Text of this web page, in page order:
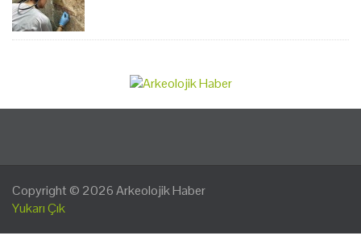
Copyright © 2026Arkeolojik Haber
Yukarı Çık